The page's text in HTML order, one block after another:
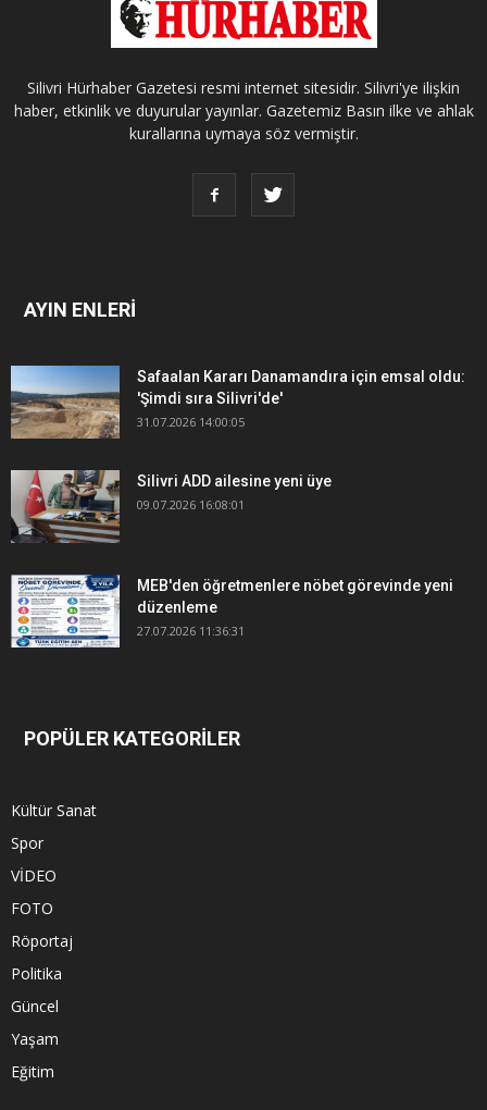
Silivri Hürhaber Gazetesi resmi internet sitesidir. Silivri'ye ilişkin
haber, etkinlik ve duyurular yayınlar. Gazetemiz Basın ilke ve ahlak
kurallarına uymaya söz vermiştir.
AYIN ENLERİ
Safaalan Kararı Danamandıra için emsal oldu:
'Şimdi sıra Silivri'de'
31.07.2026 14:00:05
Silivri ADD ailesine yeni üye
09.07.2026 16:08:01
MEB'den öğretmenlere nöbet görevinde yeni
düzenleme
27.07.2026 11:36:31
POPÜLER KATEGORİLER
Kültür Sanat
Spor
VİDEO
FOTO
Röportaj
Politika
Güncel
Yaşam
Eğitim